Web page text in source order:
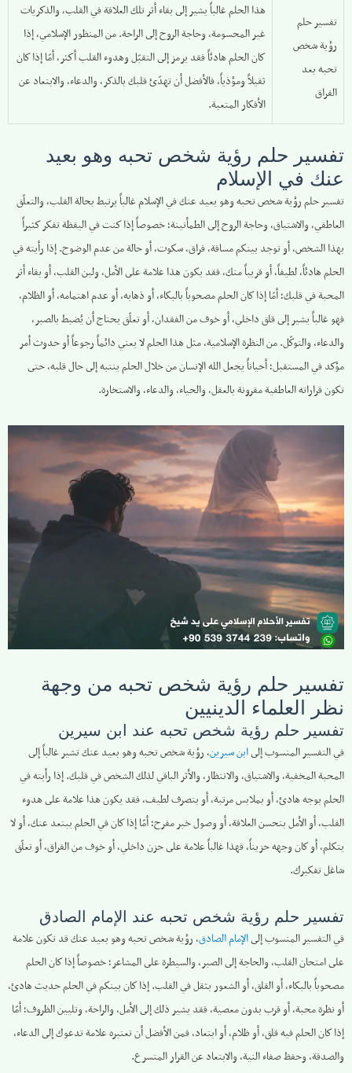
تفسير حلم
رؤية شخص
تحبه بعد
الفراق
هذا الحلم غالباً يشير إلى بقاء أثر تلك العلاقة في القلب، والذكريات
غير المحسومة، وحاجة الروح إلى الراحة. من المنظور الإسلامي، إذا
كان الحلم هادئاً فقد يرمز إلى التقبّل وهدوء القلب أكثر، أمّا إذا كان
ثقيلاً ومؤذياً، فالأفضل أن تهدّئ قلبك بالذكر، والدعاء، والابتعاد عن
الأفكار المتعبة.
تفسير حلم رؤية شخص تحبه وهو بعيد
عنك في الإسلام
تفسير حلم رؤية شخص تحبه وهو بعيد عنك في الإسلام غالباً يرتبط بحالة القلب، والتعلّق
العاطفي، والاشتياق، وحاجة الروح إلى الطمأنينة؛ خصوصاً إذا كنت في اليقظة تفكر كثيراً
بهذا الشخص، أو توجد بينكم مسافة، فراق، سكوت، أو حالة من عدم الوضوح. إذا رأيته في
الحلم هادئاً، لطيفاً، أو قريباً منك، فقد يكون هذا علامة على الأمل، ولين القلب، أو بقاء أثر
المحبة في قلبك؛ أمّا إذا كان الحلم مصحوباً بالبكاء، أو ذهابه، أو عدم اهتمامه، أو الظلام،
فهو غالباً يشير إلى قلق داخلي، أو خوف من الفقدان، أو تعلّق يحتاج أن يُضبط بالصبر،
والدعاء، والتوكّل. من النظرة الإسلامية، مثل هذا الحلم لا يعني دائماً رجوعاً أو حدوث أمر
مؤكد في المستقبل؛ أحياناً يجعل الله الإنسان من خلال الحلم ينتبه إلى حال قلبه، حتى
تكون قراراته العاطفية مقرونة بالعقل، والحياء، والدعاء، والاستخارة.
تفسير حلم رؤية شخص تحبه من وجهة
نظر العلماء الدينيين
تفسير حلم رؤية شخص تحبه عند ابن سيرين
في التفسير المنسوب إلىابن سيرين، رؤية شخص تحبه وهو بعيد عنك تشير غالباً إلى
المحبة المخفية، والاشتياق، والانتظار، والأثر الباقي لذلك الشخص في قلبك. إذا رأيته في
الحلم بوجه هادئ، أو بملابس مرتبة، أو بتصرف لطيف، فقد يكون هذا علامة على هدوء
القلب، أو الأمل بتحسن العلاقة، أو وصول خبر مفرح؛ أمّا إذا كان في الحلم يبتعد عنك، أو لا
يتكلم، أو كان وجهه حزيناً، فهذا غالباً علامة على حزن داخلي، أو خوف من الفراق، أو تعلّق
شاغل تفكيرك.
تفسير حلم رؤية شخص تحبه عند الإمام الصادق
في التفسير المنسوب إلىالإمام الصادق، رؤية شخص تحبه وهو بعيد عنك قد تكون علامة
على امتحان القلب، والحاجة إلى الصبر، والسيطرة على المشاعر؛ خصوصاً إذا كان الحلم
مصحوباً بالبكاء، أو القلق، أو الشعور بثقل في القلب. إذا كان بينكم في الحلم حديث هادئ،
أو نظرة محبة، أو قرب بدون معصية، فقد يشير ذلك إلى الأمل، والراحة، وتليين الظروف؛ أمّا
إذا كان الحلم فيه قلق، أو ظلام، أو ابتعاد، فمن الأفضل أن تعتبره علامة تدعوك إلى الدعاء،
والصدقة، وحفظ صفاء النية، والابتعاد عن القرار المتسرع.